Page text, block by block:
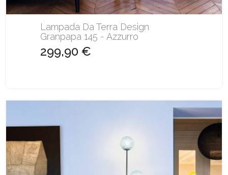
Lampada Da Terra Design
Granpapa 145 - Azzurro
299,90 €